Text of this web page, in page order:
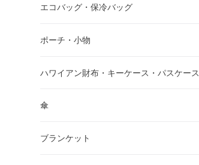
エコバッグ・保冷バッグ
ポーチ・小物
ハワイアン財布・キーケース・パスケース
傘
ブランケット